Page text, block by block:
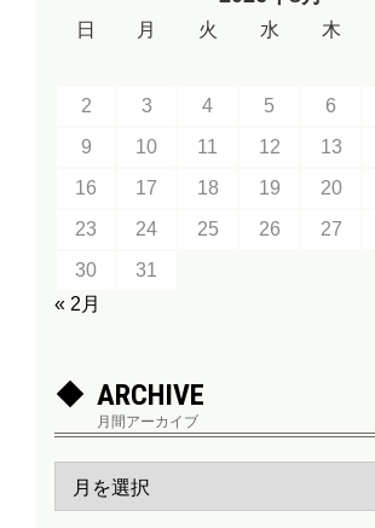
日 月 火 水 木
2
3 4 5 6
9
10 11 12 13
16
17 18 19 20
23
24 25 26 27
30
31
« 2月
ARCHIVE
月間アーカイブ